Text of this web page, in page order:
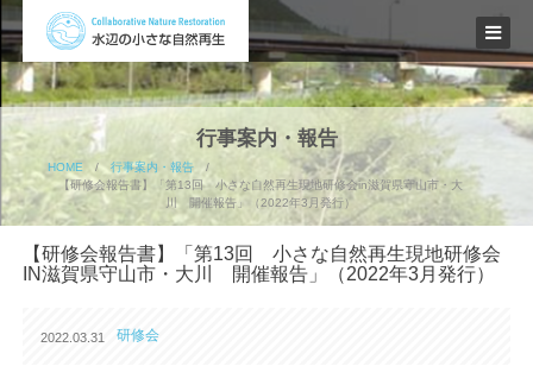
行事案内・報告
HOME / 行事案内・報告
/
【研修会報告書】「第13回 小さな自然再生現地研修会in滋賀県守山市・大
川 開催報告」（2022年3月発行）
【研修会報告書】「第13回 小さな自然再生現地研修会
IN滋賀県守山市・大川 開催報告」（2022年3月発行）
2022.03.31 研修会